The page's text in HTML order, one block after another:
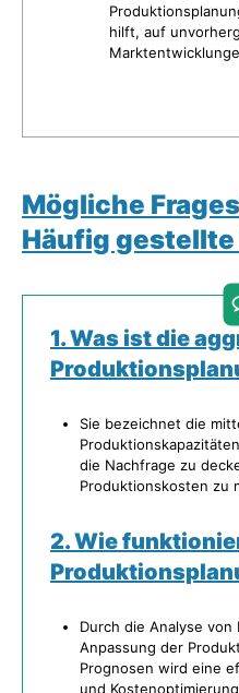
hilft, auf
Mögliche
Häufig gestellte
1. Was ist die
Sie bezeichnet die
die Nachfrage zu
Produktionskosten zu
2. Wie
Durch die Analyse
Anpassung der
Prognosen wird eine
und